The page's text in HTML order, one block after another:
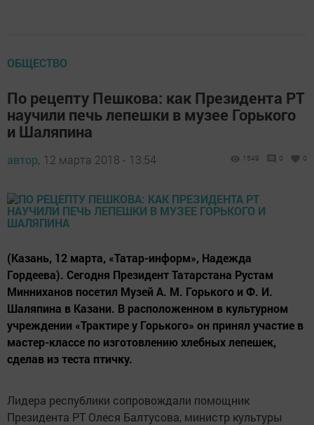
ОБЩЕСТВО
По рецепту Пешкова: как Президента РТ
научили печь лепешки в музее Горького
и Шаляпина
автор, 12 марта 2018 - 13:54 1549 0 0
(Казань, 12 марта, «Татар-информ», Надежда
Гордеева). Сегодня Президент Татарстана Рустам
Минниханов посетил Музей А. М. Горького и Ф. И.
Шаляпина в Казани. В расположенном в культурном
учреждении «Трактире у Горького» он принял участие в
мастер-классе по изготовлению хлебных лепешек,
сделав из теста птичку.
Лидера республики сопровождали помощник
Президента РТ Олеся Балтусова, министр культуры